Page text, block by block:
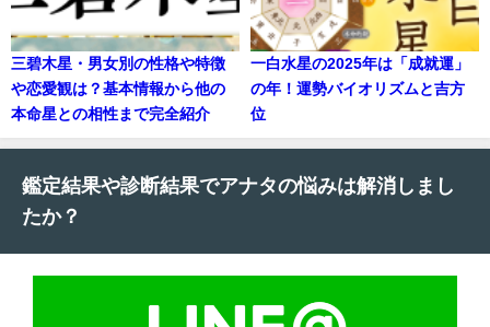
三碧木星・男女別の性格や特徴
や恋愛観は？基本情報から他の
本命星との相性まで完全紹介
一白水星の2025年は「成就運」
の年！運勢バイオリズムと吉方
位
鑑定結果や診断結果でアナタの悩みは解消しまし
たか？